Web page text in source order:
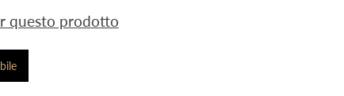
questo prodotto